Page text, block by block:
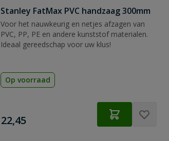
Stanley FatMax PVC handzaag 300mm
Voor het nauwkeurig en netjes afzagen van
PVC, PP, PE en andere kunststof materialen.
Ideaal gereedschap voor uw klus!
Op voorraad
€
22,45